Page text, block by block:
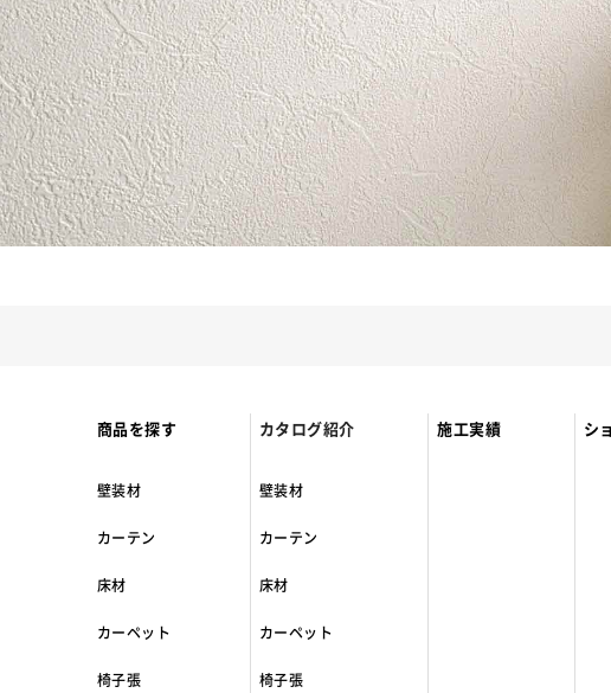
商品を探す
壁装材
カーテン
床材
カーペット
椅子張
カタログ紹介
壁装材
カーテン
床材
カーペット
椅子張
施工実績 シ